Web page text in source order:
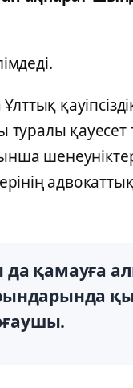
адвокаттық
да қамауға